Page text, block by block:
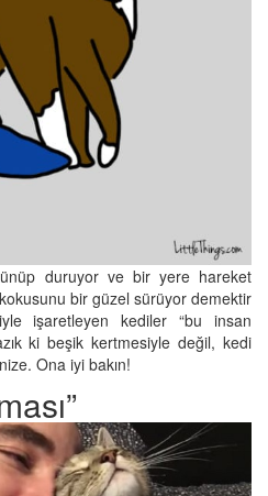
duruyor ve bir yere hareket
bir güzel sürüyor demektir
işaretleyen kediler “bu insan
ki beşik kertmesiyle değil, kedi
Ona iyi bakın!